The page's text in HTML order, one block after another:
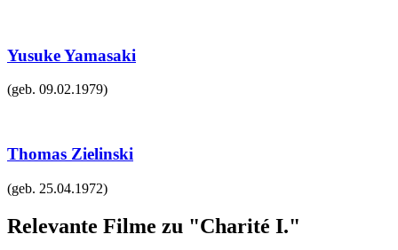
Yusuke Yamasaki
(geb. 09.02.1979)
Thomas Zielinski
(geb. 25.04.1972)
Relevante Filme zu "Charité I."